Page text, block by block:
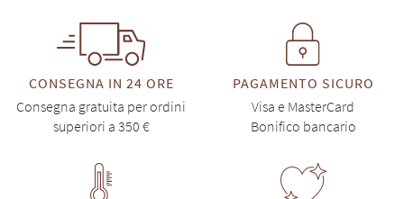
CONSEGNA IN 24 ORE
Consegna gratuita per ordini
superiori a 350 €
PAGAMENTO SICURO
Visa e MasterCard
Bonifico bancario